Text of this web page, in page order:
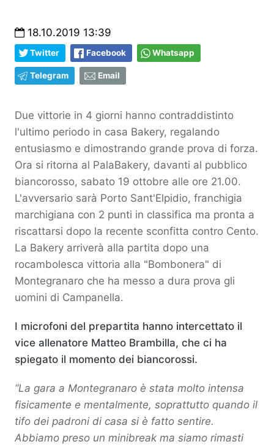
18.10.2019 13:39
Twitter Facebook Whatsapp
Telegram Email
Due vittorie in 4 giorni hanno contraddistinto
l'ultimo periodo in casa Bakery, regalando
entusiasmo e dimostrando grande prova di forza.
Ora si ritorna al PalaBakery, davanti al pubblico
biancorosso, sabato 19 ottobre alle ore 21.00.
L'avversario sarà Porto Sant'Elpidio, franchigia
marchigiana con 2 punti in classifica ma pronta a
riscattarsi dopo la recente sconfitta contro Cento.
La Bakery arriverà alla partita dopo una
rocambolesca vittoria alla "Bombonera" di
Montegranaro che ha messo a dura prova gli
uomini di Campanella.
I microfoni del prepartita hanno intercettato il
vice allenatore Matteo Brambilla, che ci ha
spiegato il momento dei biancorossi.
“La gara a Montegranaro è stata molto intensa
fisicamente e mentalmente, soprattutto quando il
tifo dei padroni di casa si è fatto sentire.
Abbiamo preso un minibreak ma siamo rimasti